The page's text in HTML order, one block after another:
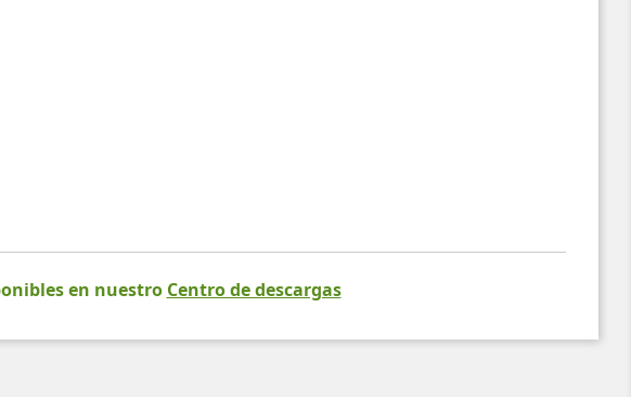
en nuestro Centro de descargas